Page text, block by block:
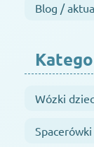
Blog /
Wózki
Spacerówki